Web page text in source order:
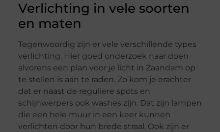
Verlichting in vele soorten
en maten
Tegenwoordig zijn er vele verschillende types
verlichting. Hier goed onderzoek naar doen
alvorens een plan voor je licht in Zaandam op
te stellen is aan te raden. Zo kom je erachter
dat er naast de reguliere spots en
schijnwerpers ook washes zijn. Dat zijn lampen
die een hele muur in een keer kunnen
verlichten door hun brede straal. Ook zijn er